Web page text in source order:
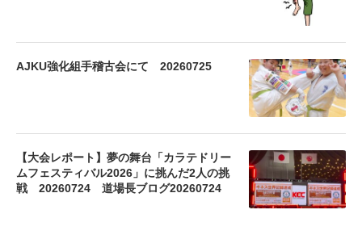
AJKU強化組手稽古会にて 20260725
【大会レポート】夢の舞台「カラテドリー
ムフェスティバル2026」に挑んだ2人の挑
戦 20260724 道場長ブログ20260724